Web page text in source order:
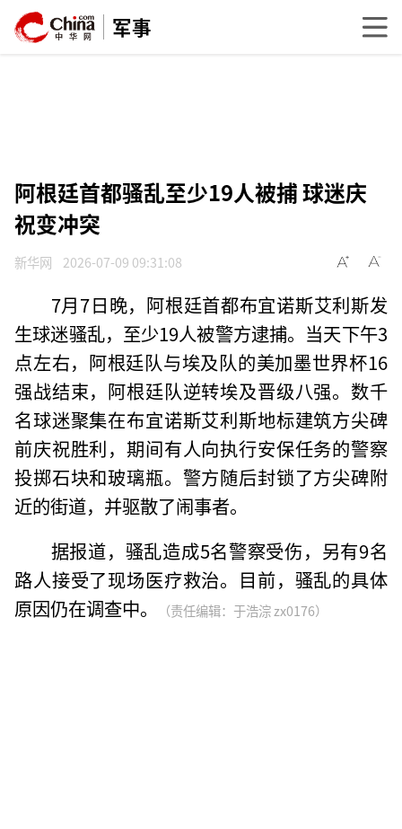
军事
阿根廷首都骚乱至少19人被捕 球迷庆
祝变冲突
新华网 2026-07-09 09:31:08
7月7日晚，阿根廷首都布宜诺斯艾利斯发
生球迷骚乱，至少19人被警方逮捕。当天下午3
点左右，阿根廷队与埃及队的美加墨世界杯16
强战结束，阿根廷队逆转埃及晋级八强。数千
名球迷聚集在布宜诺斯艾利斯地标建筑方尖碑
前庆祝胜利，期间有人向执行安保任务的警察
投掷石块和玻璃瓶。警方随后封锁了方尖碑附
近的街道，并驱散了闹事者。
据报道，骚乱造成5名警察受伤，另有9名
路人接受了现场医疗救治。目前，骚乱的具体
原因仍在调查中。
（责任编辑：于浩淙 zx0176）